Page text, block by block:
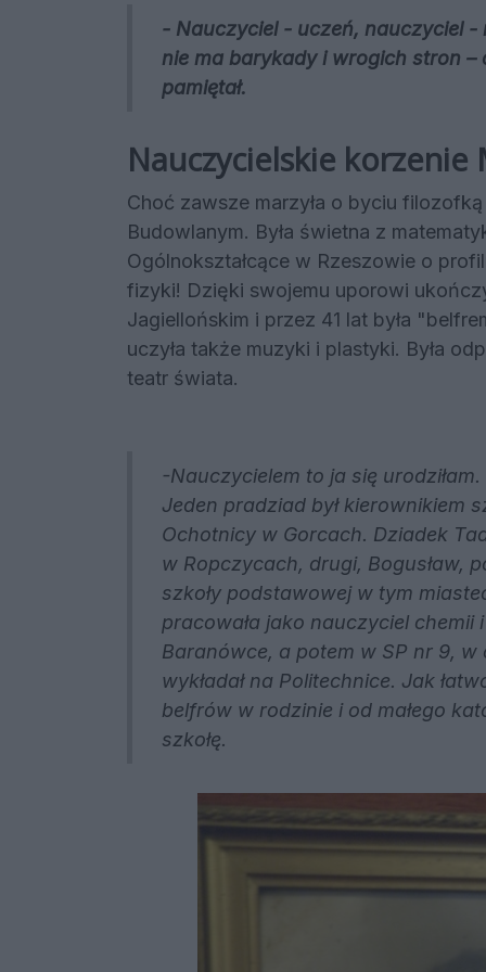
- Nauczyciel - uczeń, nauczyciel
nie ma barykady i wrogich stron –
pamiętał.
Nauczycielskie korzenie
Choć zawsze marzyła o byciu
Budowlanym. Była świetna z
Ogólnokształcące w Rzeszowie o
fizyki! Dzięki swojemu uporowi
Jagiellońskim i przez 41 lat była
uczyła także muzyki i plastyki. Była
teatr świata.
-Nauczycielem to ja się
Jeden pradziad był kierownikiem
Ochotnicy w Gorcach. Dziadek
w Ropczycach, drugi, Bogusław,
szkoły podstawowej w tym
pracowała jako nauczyciel
Baranówce, a potem w SP nr 9,
wykładał na Politechnice. Jak
belfrów w rodzinie i od małego
szkołę.